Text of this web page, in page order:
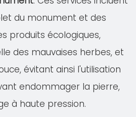
du monument et des
produits écologiques,
des mauvaises herbes, et
évitant ainsi l'utilisation
endommager la pierre,
à haute pression.